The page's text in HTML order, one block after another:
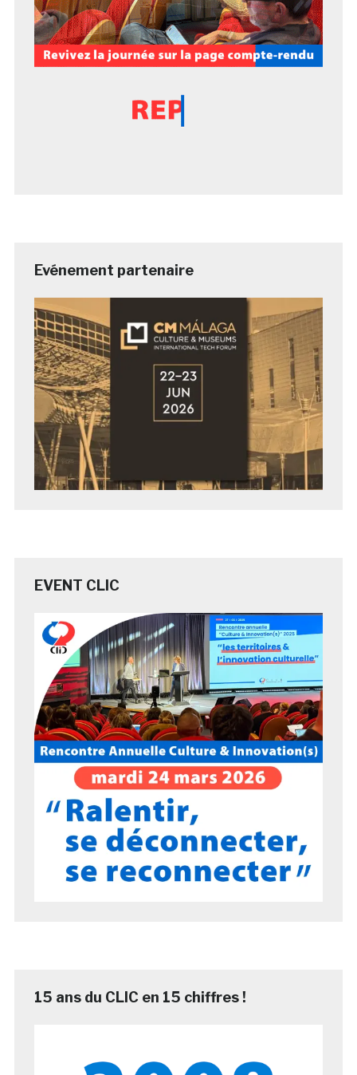
Evénement partenaire
EVENT CLIC
15 ans du CLIC en 15 chiffres !